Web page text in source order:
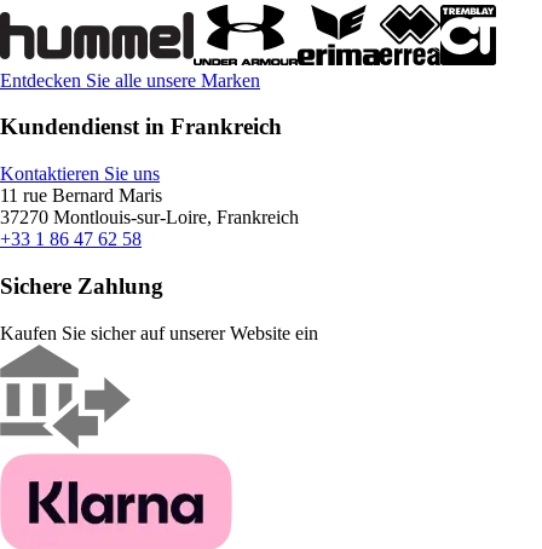
Entdecken Sie alle unsere Marken
Kundendienst in Frankreich
Kontaktieren Sie uns
11 rue Bernard Maris
37270 Montlouis-sur-Loire, Frankreich
+33 1 86 47 62 58
Sichere Zahlung
Kaufen Sie sicher auf unserer Website ein